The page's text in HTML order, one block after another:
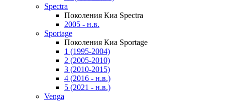
Spectra
Поколения Киа Spectra
2005 - н.в.
Sportage
Поколения Киа Sportage
1 (1995-2004)
2 (2005-2010)
3 (2010-2015)
4 (2016 - н.в.)
5 (2021 - н.в.)
Venga